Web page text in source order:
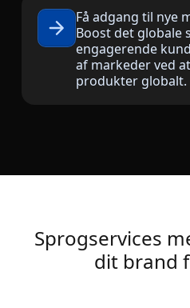
Offentlige Institutioner
Forsvar & Sikkerhed
Alle brancher
Få adgang til nye
Boost det globale
engagerende
af markeder ved
produkter globalt.
Sprogservices
dit brand